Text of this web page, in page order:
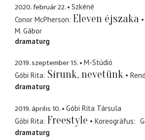
2020. február 22.
Szkéné
Conor McPherson Eleven éjszaka
M. Gábor
dramaturg
2019. szeptember 15.
M-Stúdió
Góbi Rita Sírunk, nevetünk
dramaturg
2019. április 10.
Góbi Rita Társula
Góbi Rita Freestyle Koreográfus
dramaturg